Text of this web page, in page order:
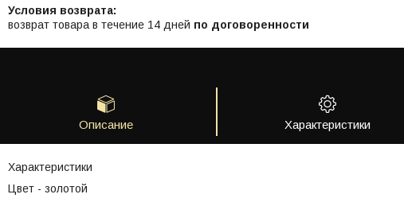
возврат товара в течение 14 дней по договоренности
Описание Характеристики
Характеристики
Цвет - золотой